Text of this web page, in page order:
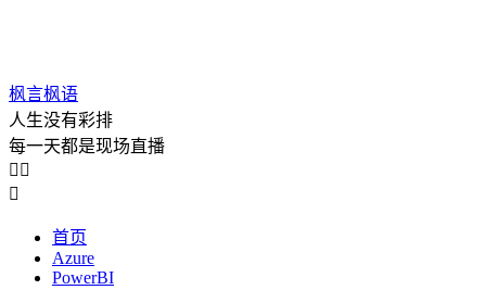
枫言枫语
人生没有彩排
每一天都是现场直播
 

首页
Azure
PowerBI